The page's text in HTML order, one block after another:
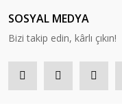
SOSYAL MEDYA
Bizi takip edin, kârlı çıkın!